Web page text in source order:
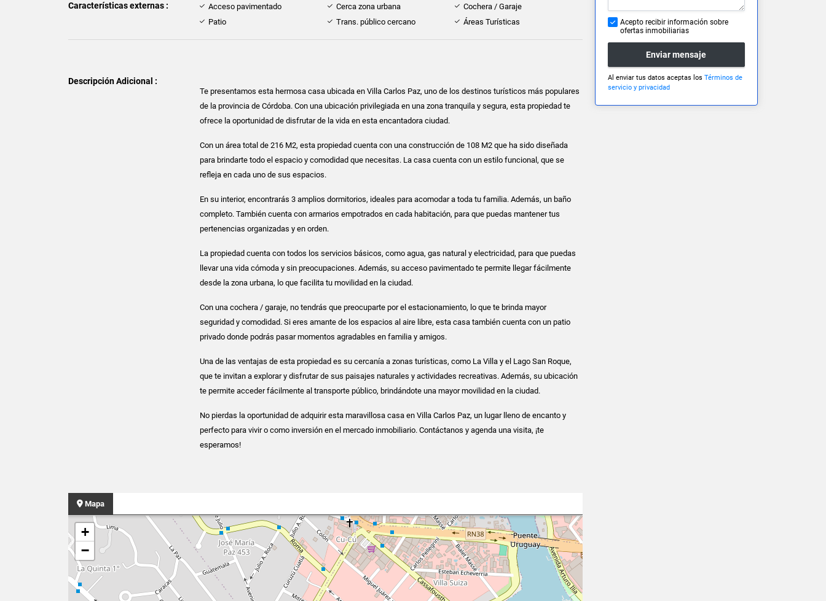
Características externas : Acceso pavimentado Cerca zona urbana
Cochera / Garaje
Patio
Trans. público cercano Áreas Turísticas
Descripción Adicional :
Te presentamos esta hermosa casa ubicada en Villa Carlos Paz, uno de los destinos turísticos más populares
de la provincia de Córdoba. Con una ubicación privilegiada en una zona tranquila y segura, esta propiedad te
ofrece la oportunidad de disfrutar de la vida en esta encantadora ciudad.
Con un área total de 216 M2, esta propiedad cuenta con una construcción de 108 M2 que ha sido diseñada
para brindarte todo el espacio y comodidad que necesitas. La casa cuenta con un estilo funcional, que se
refleja en cada uno de sus espacios.
En su interior, encontrarás 3 amplios dormitorios, ideales para acomodar a toda tu familia. Además, un baño
completo. También cuenta con armarios empotrados en cada habitación, para que puedas mantener tus
pertenencias organizadas y en orden.
La propiedad cuenta con todos los servicios básicos, como agua, gas natural y electricidad, para que puedas
llevar una vida cómoda y sin preocupaciones. Además, su acceso pavimentado te permite llegar fácilmente
desde la zona urbana, lo que facilita tu movilidad en la ciudad.
Con una cochera / garaje, no tendrás que preocuparte por el estacionamiento, lo que te brinda mayor
seguridad y comodidad. Si eres amante de los espacios al aire libre, esta casa también cuenta con un patio
privado donde podrás pasar momentos agradables en familia y amigos.
Una de las ventajas de esta propiedad es su cercanía a zonas turísticas, como La Villa y el Lago San Roque,
que te invitan a explorar y disfrutar de sus paisajes naturales y actividades recreativas. Además, su ubicación
te permite acceder fácilmente al transporte público, brindándote una mayor movilidad en la ciudad.
No pierdas la oportunidad de adquirir esta maravillosa casa en Villa Carlos Paz, un lugar lleno de encanto y
perfecto para vivir o como inversión en el mercado inmobiliario. Contáctanos y agenda una visita, ¡te
esperamos!
Mapa
+
−
Acepto recibir información sobre
ofertas inmobiliarias
Enviar mensaje
Al enviar tus datos aceptas los Términos de
servicio y privacidad